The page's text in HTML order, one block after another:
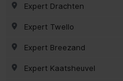
Expert Drachten
Expert Twello
Expert Breezand
Expert Kaatsheuvel